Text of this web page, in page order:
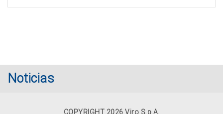
Noticias
COPYRIGHT 2026 Viro S.p.A.